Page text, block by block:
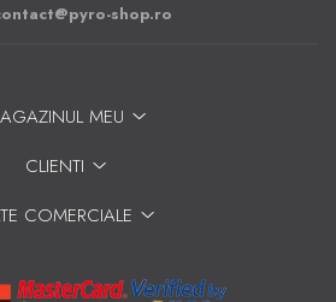
shop.ro
MEU
CLIENTI
COMERCIALE